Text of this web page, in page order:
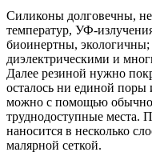
Силиконы долговечны,
температур, УФ-
биоинертны,
диэлектрическими и
Далее резиной нужно
осталось ни единой поры
можно с помощью
труднодоступные места.
наносится в несколько
малярной сеткой.